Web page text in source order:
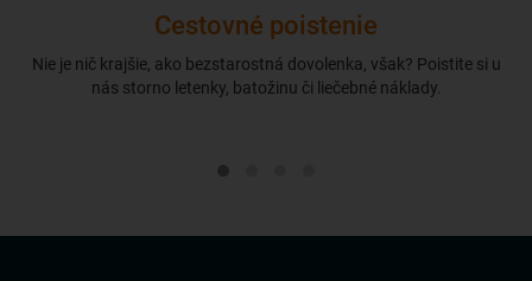
Cestovné poistenie
Nie je nič krajšie, ako bezstarostná dovolenka, však? Poistite si u
nás storno letenky, batožinu či liečebné náklady.